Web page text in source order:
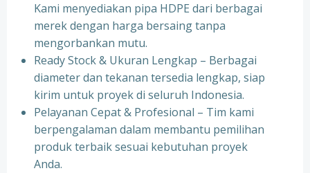
Kami menyediakan pipa HDPE dari berbagai
merek dengan harga bersaing tanpa
mengorbankan mutu.
Ready Stock & Ukuran Lengkap – Berbagai
diameter dan tekanan tersedia lengkap, siap
kirim untuk proyek di seluruh Indonesia.
Pelayanan Cepat & Profesional – Tim kami
berpengalaman dalam membantu pemilihan
produk terbaik sesuai kebutuhan proyek
Anda.